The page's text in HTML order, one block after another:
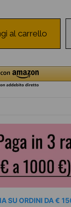
al carrello
SU ORDINI DA €